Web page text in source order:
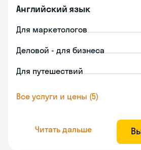
Английский язык
Для маркетологов
Деловой - для бизнеса
Для путешествий
Все услуги и цены (5)
Читать дальше